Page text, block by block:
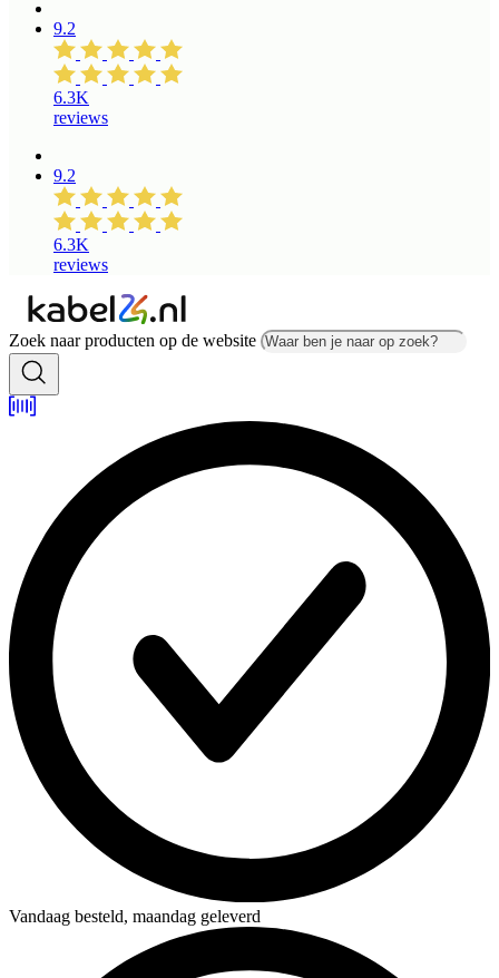
9.2
6.3K
reviews
9.2
6.3K
reviews
Zoek naar producten op de website
Vandaag besteld, maandag geleverd